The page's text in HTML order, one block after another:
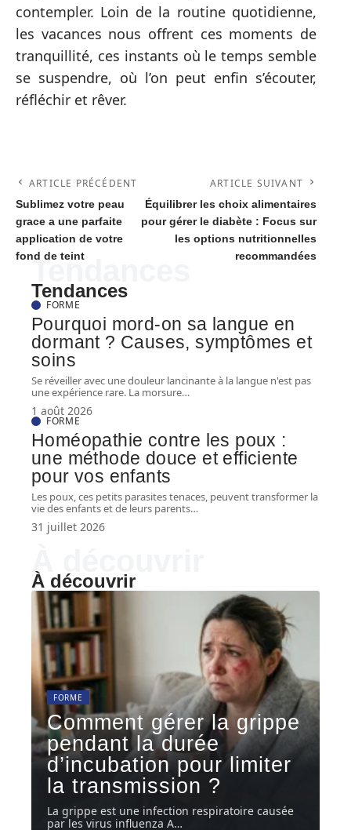
contempler. Loin de la routine quotidienne,
les vacances nous offrent ces moments de
tranquillité, ces instants où le temps semble
se suspendre, où l’on peut enfin s’écouter,
réfléchir et rêver.
ARTICLE PRÉCÉDENT
Sublimez votre peau
grace a une parfaite
application de votre
fond de teint
ARTICLE SUIVANT
Équilibrer les choix alimentaires
pour gérer le diabète : Focus sur
les options nutritionnelles
recommandées
Tendances
Tendances
FORME
Pourquoi mord-on sa langue en
dormant ? Causes, symptômes et
soins
Se réveiller avec une douleur lancinante à la langue n'est pas
une expérience rare. La morsure…
1 août 2026
FORME
Homéopathie contre les poux :
une méthode douce et efficiente
pour vos enfants
Les poux, ces petits parasites tenaces, peuvent transformer la
vie des enfants et de leurs parents…
31 juillet 2026
À découvrir
FORME
Comment gérer la grippe
pendant la durée
d’incubation pour limiter
la transmission ?
La grippe est une infection respiratoire causée
par les virus influenza A…